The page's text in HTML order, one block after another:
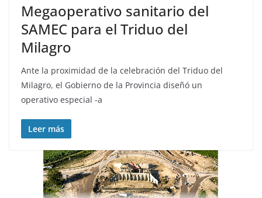
Megaoperativo sanitario del
SAMEC para el Triduo del
Milagro
Ante la proximidad de la celebración del Triduo del
Milagro, el Gobierno de la Provincia diseñó un
operativo especial -a
Leer más